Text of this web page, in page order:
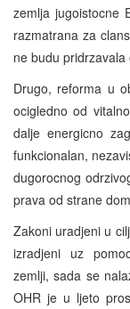
zemlja jugoistocne
razmatrana za
ne budu pridrzavala
Drugo, reforma u
ocigledno od
dalje energicno
funkcionalan,
dugorocnog
prava od strane
Zakoni uradjeni u
izradjeni uz
zemlji, sada se
OHR je u ljeto